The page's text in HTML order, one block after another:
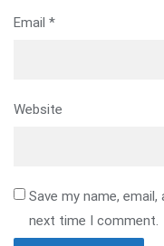
Email *
Website
Save my name,
next time I comment.